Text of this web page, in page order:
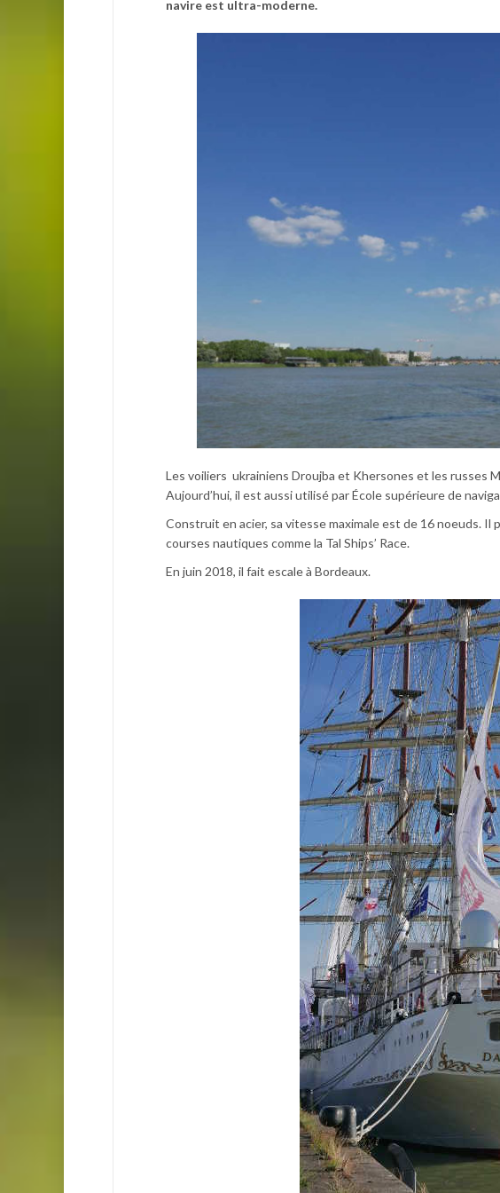
navire est ultra-moderne.
Les voiliers ukrainiens Droujba et Khersones et les russes
Aujourd’hui, il est aussi utilisé par École supérieure de
Construit en acier, sa vitesse maximale est de 16 noeuds.
courses nautiques comme la Tal Ships’ Race.
En juin 2018, il fait escale à Bordeaux.